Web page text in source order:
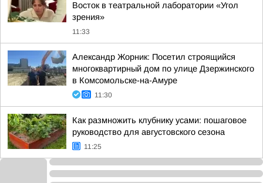
Восток в театральной лаборатории «Угол
зрения»
11:33
Александр Жорник: Посетил строящийся
многоквартирный дом по улице Дзержинского
в Комсомольске-на-Амуре
11:30
Как размножить клубнику усами: пошаговое
руководство для августовского сезона
11:25